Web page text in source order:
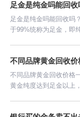
足金是纯金吗能回收
足金是纯金吗能回收吗
于99%统称为足金，即
不同品牌黄金回收价
不同品牌黄金回收价格
黄金纯度达到足金以上